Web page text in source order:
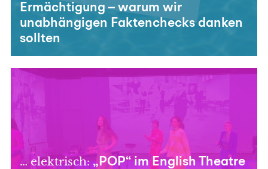
Ermächtigung – warum wir
unabhängigen Faktenchecks danken
sollten
… elektrisch:„POP“ im English Theatre